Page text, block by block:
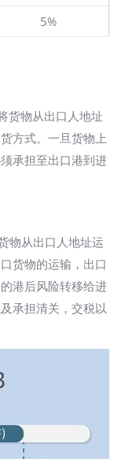
5%
货物从出口人地址
方式。一旦货物上
承担至出口港到进
物从出口人地址运
货物的运输，出口
港后风险转移给进
承担清关，交税以